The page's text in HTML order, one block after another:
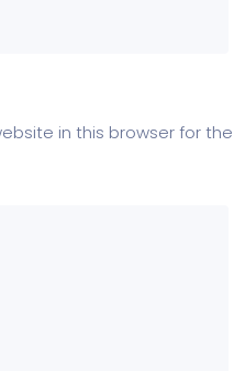
in this browser for the